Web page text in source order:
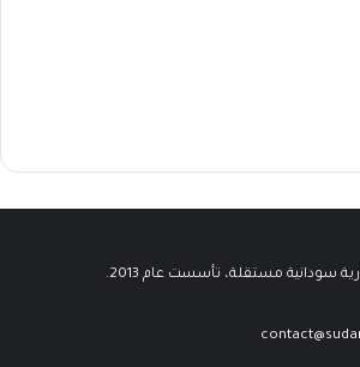
سودانية مستقلة، تأسست عام 2013.